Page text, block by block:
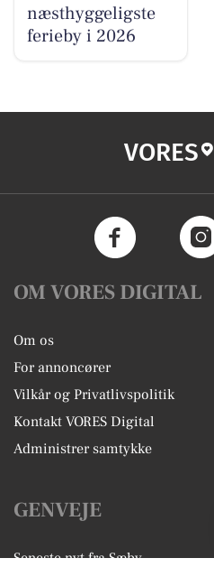
næsthyggeligste
ferieby i 2026
VORES
OM VORES DIGITAL
Om os
For annoncører
Vilkår og Privatlivspolitik
Kontakt VORES Digital
Administrer samtykke
GENVEJE
Seneste nyt fra Sæby